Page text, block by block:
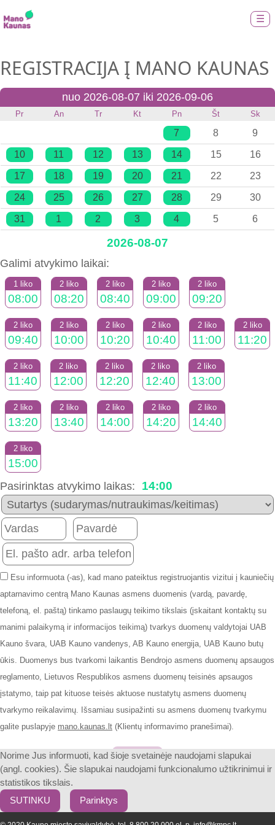
☰
REGISTRACIJA Į MANO KAUNAS
nuo 2026-08-07 iki 2026-09-06
Pr An Tr Kt Pn Št Sk
7 8 9
10 11 12 13 14 15 16
17 18 19 20 21 22 23
24 25 26 27 28 29 30
31 1 2 3 4 5 6
2026-08-07
Galimi atvykimo laikai:
1 liko
08:00
2 liko
08:20
2 liko
08:40
2 liko
09:00
2 liko
09:20
2 liko
09:40
2 liko
10:00
2 liko
10:20
2 liko
10:40
2 liko
11:00
2 liko
11:20
2 liko
11:40
2 liko
12:00
2 liko
12:20
2 liko
12:40
2 liko
13:00
2 liko
13:20
2 liko
13:40
2 liko
14:00
2 liko
14:20
2 liko
14:40
2 liko
15:00
Pasirinktas atvykimo laikas: 14:00
Esu informuota (-as), kad mano pateiktus registruojantis vizitui į kauniečių
aptarnavimo centrą Mano Kaunas asmens duomenis (vardą, pavardę,
telefoną, el. paštą) tinkamo paslaugų teikimo tikslais (įskaitant kontaktų su
manimi palaikymą ir informacijos teikimą) tvarkys duomenų valdytojai UAB
Kauno švara, UAB Kauno vandenys, AB Kauno energija, UAB Kauno butų
ūkis. Duomenys bus tvarkomi laikantis Bendrojo asmens duomenų apsaugos
reglamento, Lietuvos Respublikos asmens duomenų teisinės apsaugos
įstatymo, taip pat kituose teisės aktuose nustatytų asmens duomenų
tvarkymo reikalavimų. Išsamiau susipažinti su asmens duomenų tvarkymu
galite puslapyje mano.kaunas.lt (Klientų informavimo pranešimai).
Patvirtinti
Norime Jus informuoti, kad šioje svetainėje naudojami slapukai
(angl. cookies). Šie slapukai naudojami funkcionalumo užtikrinimui ir
statistikos tikslais.
SUTINKU
Parinktys